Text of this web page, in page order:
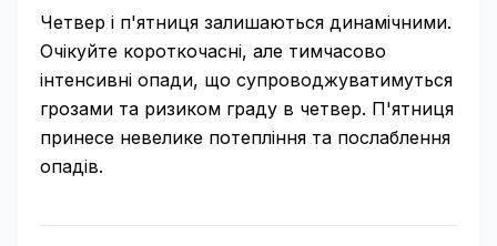
Четвер і п'ятниця залишаються динамічними.
Очікуйте короткочасні, але тимчасово
інтенсивні опади, що супроводжуватимуться
грозами та ризиком граду в четвер. П'ятниця
принесе невелике потепління та послаблення
опадів.